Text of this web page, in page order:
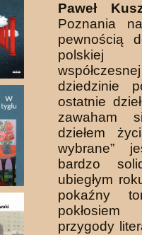
Paweł
Poznania
pewnością
polskiej
dziedzinie
ostatnie
zawaham
dziełem
wybrane”
bardzo
ubiegłym
pokaźny
przygody